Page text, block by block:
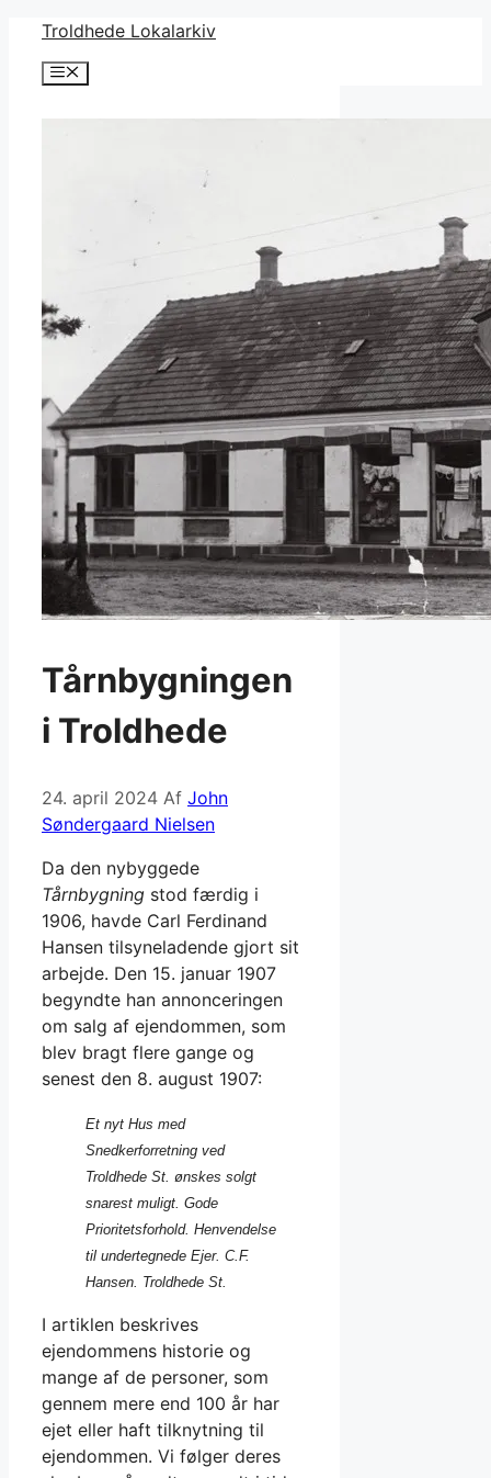
Hop
indhold
Troldhede Lokalarkiv
Menu
Tårnbygningen
i Troldhede
24. april 2024 Af John
Søndergaard Nielsen
Da den nybyggede
Tårnbygning stod færdig i
1906, havde Carl Ferdinand
Hansen tilsyneladende gjort sit
arbejde. Den 15. januar 1907
begyndte han annonceringen
om salg af ejendommen, som
blev bragt flere gange og
senest den 8. august 1907:
Et nyt Hus med
Snedkerforretning ved
Troldhede St. ønskes solgt
snarest muligt. Gode
Prioritetsforhold. Henvendelse
til undertegnede Ejer. C.F.
Hansen. Troldhede St.
I artiklen beskrives
ejendommens historie og
mange af de personer, som
gennem mere end 100 år har
ejet eller haft tilknytning til
ejendommen. Vi følger deres